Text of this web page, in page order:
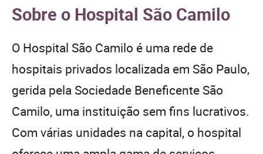
Sobre o Hospital São Camilo
O Hospital São Camilo é uma rede de
hospitais privados localizada em São Paulo,
gerida pela Sociedade Beneficente São
Camilo, uma instituição sem fins lucrativos.
Com várias unidades na capital, o hospital